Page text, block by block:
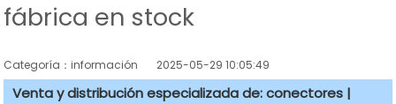
fábrica en stock
Categoría：información 2025-05-29 10:05:49
Venta y distribución especializada de: conectores |